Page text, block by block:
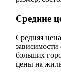
Средние
Средняя
больших
цены на